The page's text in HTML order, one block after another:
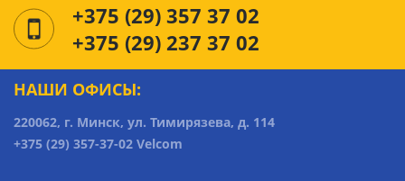
+375 (29) 357 37 02
+375 (29) 237 37 02
НАШИ ОФИСЫ:
220062, г. Минск, ул. Тимирязева, д. 114
+375 (29) 357-37-02 Velcom